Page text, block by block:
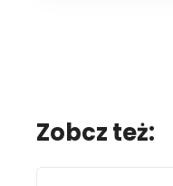
Zobcz też: